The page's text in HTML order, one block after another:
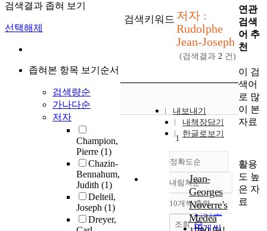
검색결과 좁혀 보기
선택해제
좁혀본 항목 보기순서
검색량순
가나다순
저자
Champion,
Pierre (1)
Chazin-
Bennahum,
Judith (1)
Delteil,
Joseph (1)
Dreyer,
검색키워드 저자 :
Rudolphe
Jean-Joseph
(검색결과 2 건)
내보내기
내책장담기
한글로보기
정확도순
정확도
순
인기도
순
내림차순
내림차순
10개씩 출력
10개씩
조회
1
Jean-
Georges
Noverre's
Medea
연관
검색
어 추
천
이 검
색어
로 많
이 본
자료
활용
도 높
은 자
료